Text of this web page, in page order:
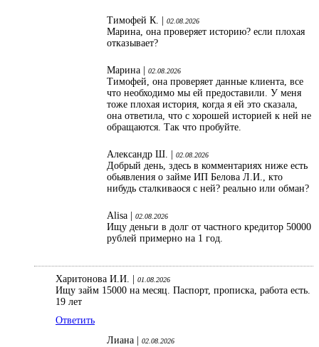
Тимофей К. | 02.08.2026
Марина, она проверяет историю? если плохая
отказывает?
Марина | 02.08.2026
Тимофей, она проверяет данные клиента, все
что необходимо мы ей предоставили. У меня
тоже плохая история, когда я ей это сказала,
она ответила, что с хорошей историей к ней не
обращаются. Так что пробуйте.
Александр Ш. | 02.08.2026
Добрый день, здесь в комментариях ниже есть
обьявления о займе ИП Белова Л.И., кто
нибудь сталкиваося с ней? реально или обман?
Alisa | 02.08.2026
Ищу деньги в долг от частного кредитор 50000
рублей примерно на 1 год.
Харитонова И.И. | 01.08.2026
Ищу займ 15000 на месяц. Паспорт, прописка, работа есть.
19 лет
Ответить
Лиана |
02.08.2026